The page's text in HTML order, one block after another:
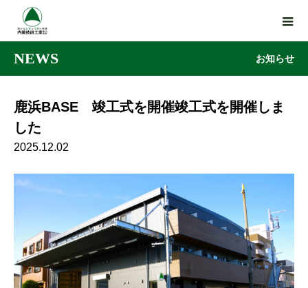
NEWS お知らせ
鹿浜BASE 竣工式を開催竣工式を開催しま
した
2025.12.02